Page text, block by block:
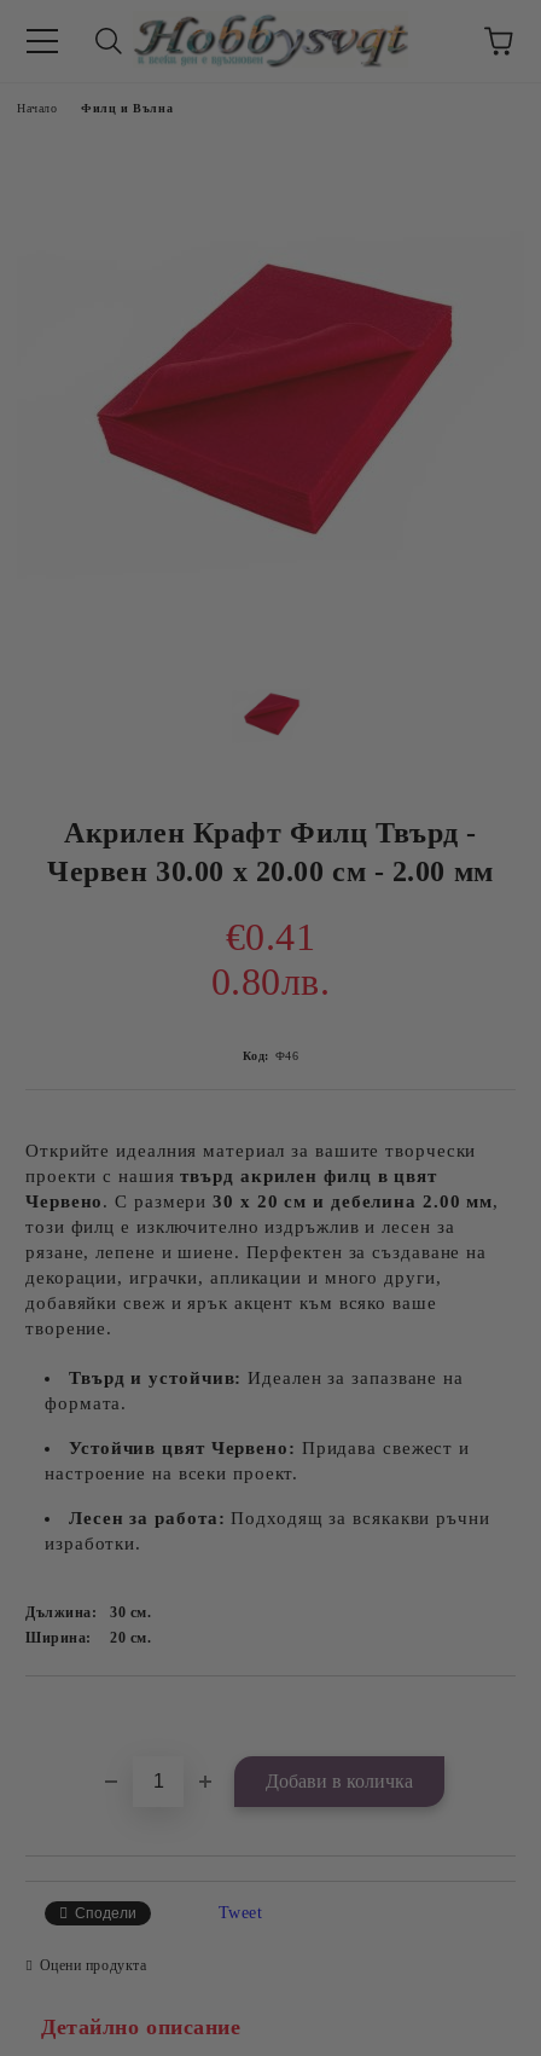
Начало Филц и Вълна
Акрилен Крафт Филц Твърд -
Червен 30.00 х 20.00 см - 2.00 мм
€0.41
0.80лв.
Код: Ф46
Открийте идеалния материал за вашите творчески
проекти с нашиятвърд акрилен филц в цвят
Червено. С размери30 х 20 см и дебелина 2.00 мм,
този филц е изключително издръжлив и лесен за
рязане, лепене и шиене. Перфектен за създаване на
декорации, играчки, апликации и много други,
добавяйки свеж и ярък акцент към всяко ваше
творение.
Твърд и устойчив: Идеален за запазване на
формата.
Устойчив цвят Червено: Придава свежест и
настроение на всеки проект.
Лесен за работа: Подходящ за всякакви ръчни
изработки.
Дължина: 30 см.
Ширина:
20 см.
Сподели Tweet
Оцени продукта
Детайлно описание